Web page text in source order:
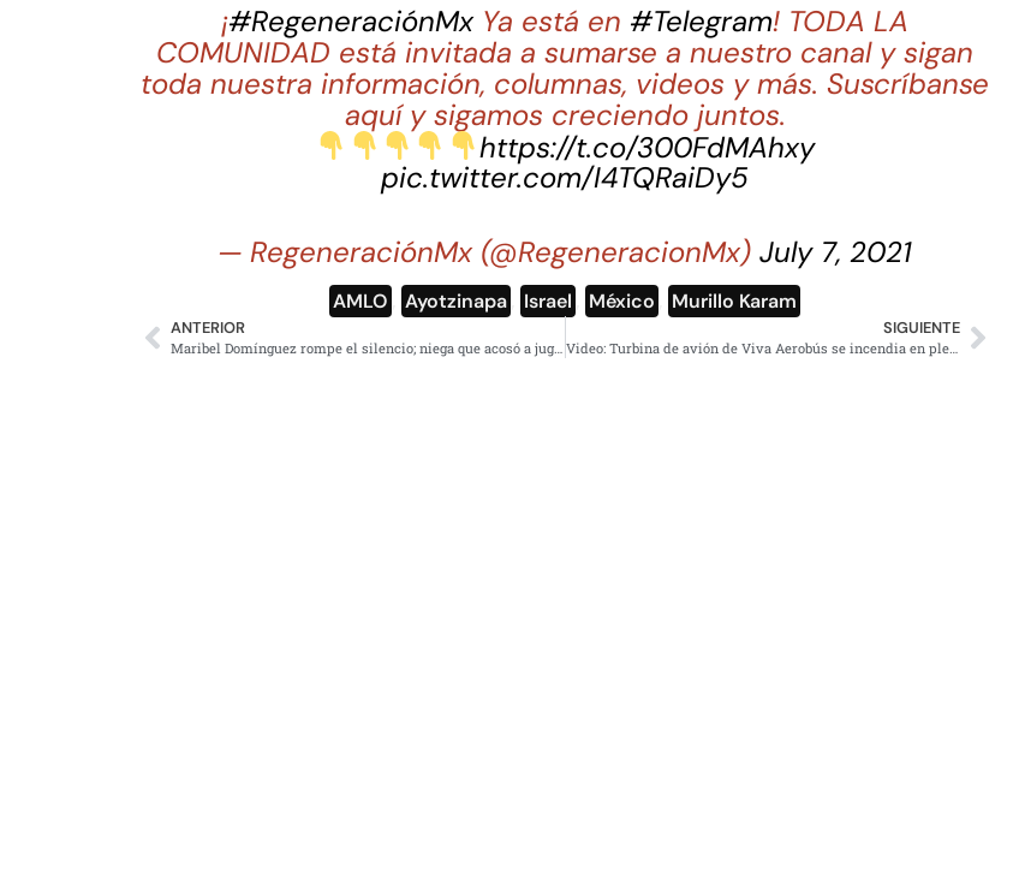
¡#RegeneraciónMxYa está en #Telegram! TODA LA
COMUNIDAD está invitada a sumarse a nuestro canal y sigan
toda nuestra información, columnas, videos y más. Suscríbanse
aquí y sigamos creciendo juntos.
https://t.co/300FdMAhxy
pic.twitter.com/I4TQRaiDy5
— RegeneraciónMx (@RegeneracionMx)July 7, 2021
AMLO Ayotzinapa Israel México Murillo Karam
ANTERIOR
Maribel Domínguez rompe el silencio; niega que acosó a jugadoras
SIGUIENTE
Video: Turbina de avión de Viva Aerobús se incendia en pleno vuelo y causa pánico entre pasajeros